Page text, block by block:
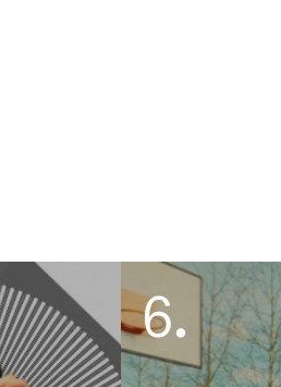
6.